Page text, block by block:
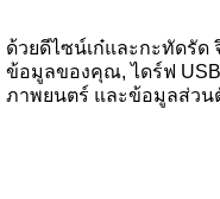
ด้วยดีไซน์เก๋และกะทัดรัด
ข้อมูลของคุณ, ไดร์ฟ
ภาพยนตร์ และข้อมูลส่วน